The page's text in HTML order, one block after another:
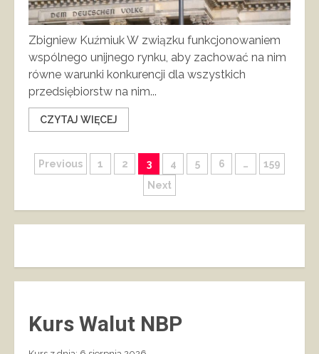
Zbigniew Kuźmiuk W związku funkcjonowaniem
wspólnego unijnego rynku, aby zachować na nim
równe warunki konkurencji dla wszystkich
przedsiębiorstw na nim...
CZYTAJ WIĘCEJ
Stronicowanie
Previous 1 2 3 4 5 6 …
159
Next
Kurs Walut NBP